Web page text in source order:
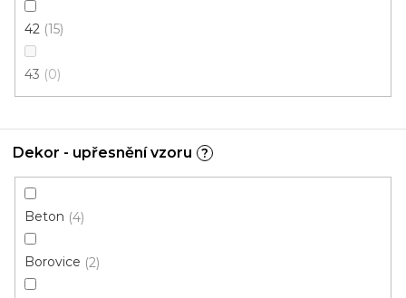
42 15
43 0
Dekor - upřesnění vzoru ?
Beton 4
Borovice 2
699 Kč